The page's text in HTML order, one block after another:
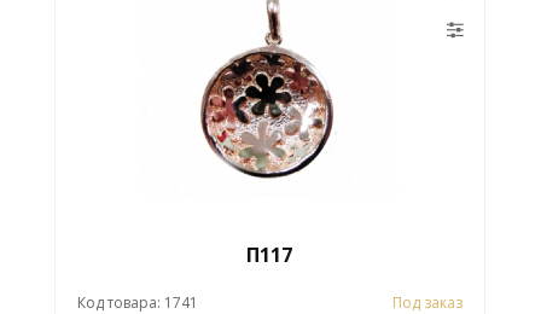
П117
Код товара: 1741 Под заказ